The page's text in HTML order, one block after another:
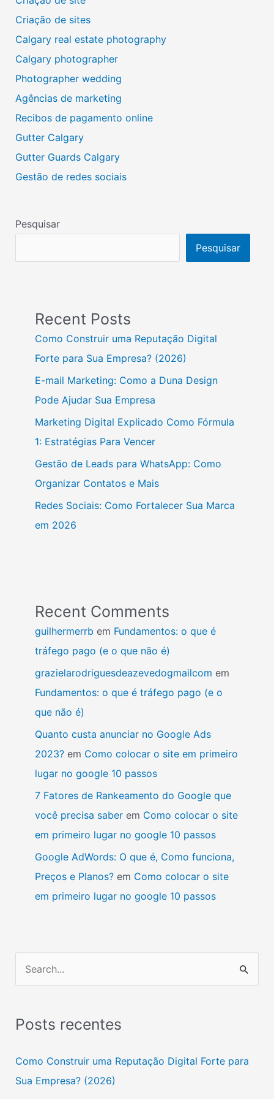
Criação de sites
Calgary real estate photography
Calgary photographer
Photographer wedding
Agências de marketing
Recibos de pagamento online
Gutter Calgary
Gutter Guards Calgary
Gestão de redes sociais
Pesquisar
Pesquisar
Recent Posts
Como Construir uma Reputação Digital
Forte para Sua Empresa? (2026)
E-mail Marketing: Como a Duna Design
Pode Ajudar Sua Empresa
Marketing Digital Explicado Como Fórmula
1: Estratégias Para Vencer
Gestão de Leads para WhatsApp: Como
Organizar Contatos e Mais
Redes Sociais: Como Fortalecer Sua Marca
em 2026
Recent Comments
guilhermerrb em Fundamentos: o que é
tráfego pago (e o que não é)
grazielarodriguesdeazevedogmailcom em
Fundamentos: o que é tráfego pago (e o
que não é)
Quanto custa anunciar no Google Ads
2023?em Como colocar o site em primeiro
lugar no google 10 passos
7 Fatores de Rankeamento do Google que
você precisa saberem Como colocar o site
em primeiro lugar no google 10 passos
Google AdWords: O que é, Como funciona,
Preços e Planos?em Como colocar o site
em primeiro lugar no google 10 passos
qPosts recentes
Como Construir uma Reputação Digital Forte para
Sua Empresa? (2026)